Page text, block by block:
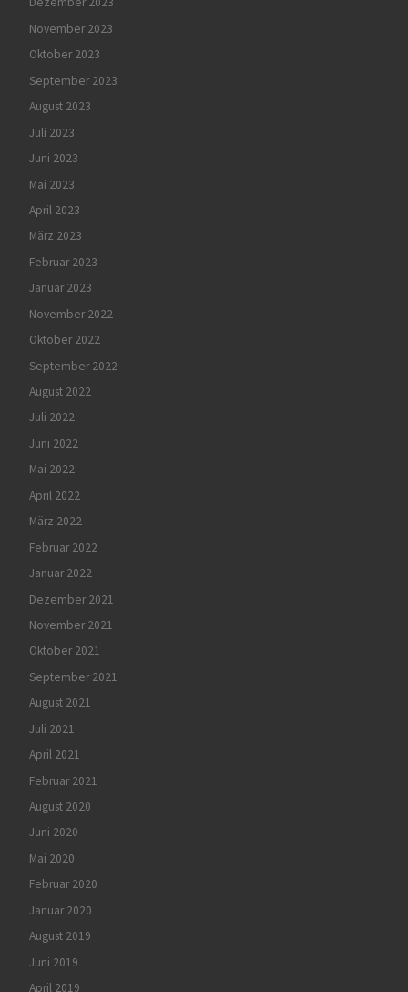
November 2023
Oktober 2023
September 2023
August 2023
Juli 2023
Juni 2023
Mai 2023
April 2023
März 2023
Februar 2023
Januar 2023
November 2022
Oktober 2022
September 2022
August 2022
Juli 2022
Juni 2022
Mai 2022
April 2022
März 2022
Februar 2022
Januar 2022
Dezember 2021
November 2021
Oktober 2021
September 2021
August 2021
Juli 2021
April 2021
Februar 2021
August 2020
Juni 2020
Mai 2020
Februar 2020
Januar 2020
August 2019
Juni 2019
April 2019